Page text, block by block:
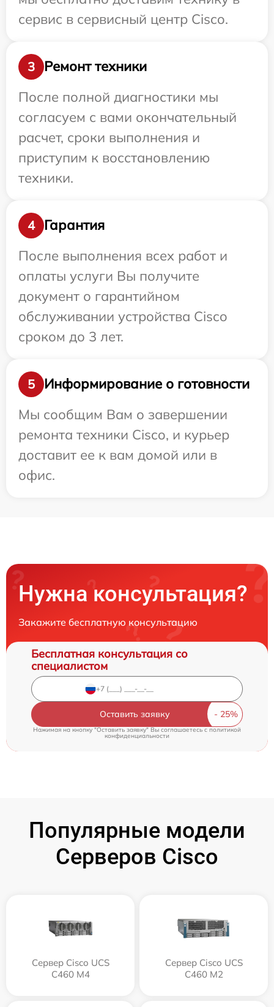
сервис в сервисный центр Cisco.
3
Ремонт техники
После полной диагностики мы
согласуем с вами окончательный
расчет, сроки выполнения и
приступим к восстановлению
техники.
4
Гарантия
После выполнения всех работ и
оплаты услуги Вы получите
документ о гарантийном
обслуживании устройства Cisco
сроком до 3 лет.
5
Информирование о готовности
Мы сообщим Вам о завершении
ремонта техники Cisco, и курьер
доставит ее к вам домой или в
офис.
Нужна консультация?
Закажите бесплатную консультацию
Бесплатная консультация со
специалистом
Оставить заявку
Нажимая на кнопку "Оставить заявку" Вы соглашаетесь cполитикой
конфиденциальности
Популярные модели
Серверов Cisco
Сервер Cisco UCS
C460 M4
Сервер Cisco UCS
C460 M2